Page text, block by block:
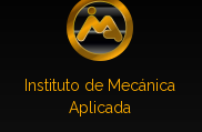
Instituto de Mecánica
Aplicada